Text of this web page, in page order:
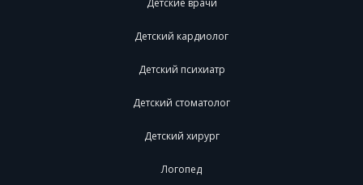
Детский кардиолог
Детский психиатр
Детский стоматолог
Детский хирург
Логопед